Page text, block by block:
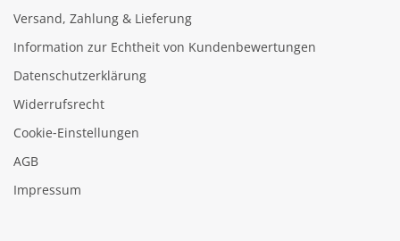
Versand, Zahlung & Lieferung
Information zur Echtheit von Kundenbewertungen
Datenschutzerklärung
Widerrufsrecht
Cookie‑Einstellungen
AGB
Impressum